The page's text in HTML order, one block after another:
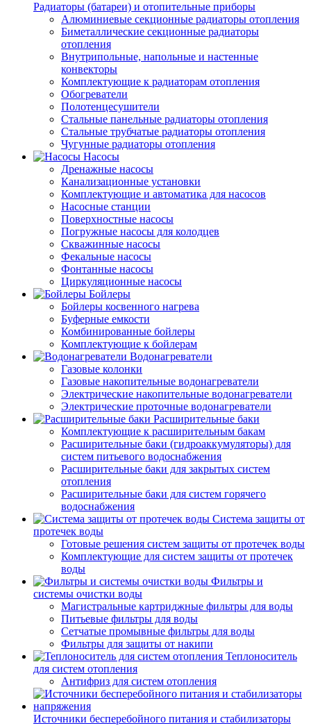
Радиаторы (батареи) и отопительные приборы
Алюминиевые секционные радиаторы отопления
Биметаллические секционные радиаторы
отопления
Внутрипольные, напольные и настенные
конвекторы
Комплектующие к радиаторам отопления
Обогреватели
Полотенцесушители
Стальные панельные радиаторы отопления
Стальные трубчатые радиаторы отопления
Чугунные радиаторы отопления
Насосы
Дренажные насосы
Канализационные установки
Комплектующие и автоматика для насосов
Насосные станции
Поверхностные насосы
Погружные насосы для колодцев
Скважинные насосы
Фекальные насосы
Фонтанные насосы
Циркуляционные насосы
Бойлеры
Бойлеры косвенного нагрева
Буферные емкости
Комбинированные бойлеры
Комплектующие к бойлерам
Водонагреватели
Газовые колонки
Газовые накопительные водонагреватели
Электрические накопительные водонагреватели
Электрические проточные водонагреватели
Расширительные баки
Комплектующие к расширительным бакам
Расширительные баки (гидроаккумуляторы) для
систем питьевого водоснабжения
Расширительные баки для закрытых систем
отопления
Расширительные баки для систем горячего
водоснабжения
Система защиты от
протечек воды
Готовые решения систем защиты от протечек воды
Комплектующие для систем защиты от протечек
воды
Фильтры и
системы очистки воды
Магистральные картриджные фильтры для воды
Питьевые фильтры для воды
Сетчатые промывные фильтры для воды
Фильтры для защиты от накипи
Теплоноситель
для систем отопления
Антифриз для систем отопления
Источники бесперебойного питания и стабилизаторы